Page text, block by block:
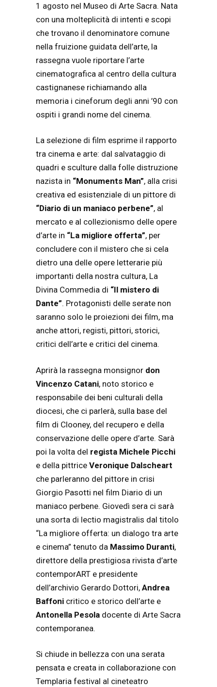
1 agosto nel Museo di Arte Sacra. Nata
con una molteplicità di intenti e scopi
che trovano il denominatore comune
nella fruizione guidata dell’arte, la
rassegna vuole riportare l’arte
cinematografica al centro della cultura
castignanese richiamando alla
memoria i cineforum degli anni ’90 con
ospiti i grandi nome del cinema.
La selezione di film esprime il rapporto
tra cinema e arte: dal salvataggio di
quadri e sculture dalla folle distruzione
nazista in “Monuments Man”, alla crisi
creativa ed esistenziale di un pittore di
“Diario di un maniaco perbene”, al
mercato e al collezionismo delle opere
d’arte in “La migliore offerta”, per
concludere con il mistero che si cela
dietro una delle opere letterarie più
importanti della nostra cultura, La
Divina Commedia di “Il mistero di
Dante”. Protagonisti delle serate non
saranno solo le proiezioni dei film, ma
anche attori, registi, pittori, storici,
critici dell’arte e critici del cinema.
Aprirà la rassegna monsignor don
Vincenzo Catani, noto storico e
responsabile dei beni culturali della
diocesi, che ci parlerà, sulla base del
film di Clooney, del recupero e della
conservazione delle opere d’arte. Sarà
poi la volta del regista Michele Picchi
e della pittrice Veronique Dalscheart
che parleranno del pittore in crisi
Giorgio Pasotti nel film Diario di un
maniaco perbene. Giovedì sera ci sarà
una sorta di lectio magistralis dal titolo
“La migliore offerta: un dialogo tra arte
e cinema” tenuto da Massimo Duranti,
direttore della prestigiosa rivista d’arte
contemporART e presidente
dell’archivio Gerardo Dottori, Andrea
Baffoni critico e storico dell’arte e
Antonella Pesola docente di Arte Sacra
contemporanea.
Si chiude in bellezza con una serata
pensata e creata in collaborazione con
Templaria festival al cineteatro